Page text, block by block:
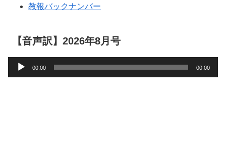
教報バックナンバー
【音声訳】2026年8月号
声
00:00 00:00